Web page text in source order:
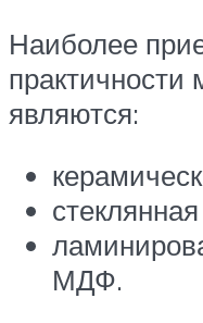
Наиболее
практичности
являются:
МДФ.